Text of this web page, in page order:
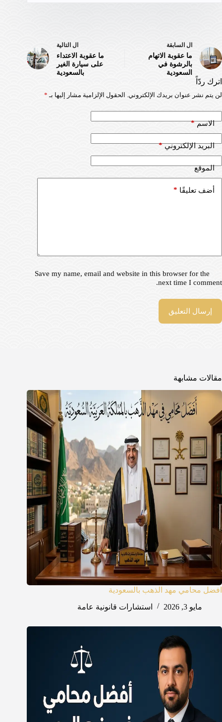
ال السابقة
ما عقوبة الاتهام
بالرشوة في
السعودية
ال التالية
ما عقوبة الاعتداء
على سيارة الغير
بالسعودية
اترك ردّاً
لن يتم نشر عنوان بريدك الإلكتروني. الحقول الإلزامية مشار إليها بـ *
الاسم*
البريد الإلكتروني*
الموقع
أضف تعليقًا *
Save my name, email and website in this browser for the
next time I comment.
إرسال التعليق
مقالات مشابهة
افضل محامي مهد الذهب بالسعودية
مايو 3, 2026
استشارات قانونية عامة